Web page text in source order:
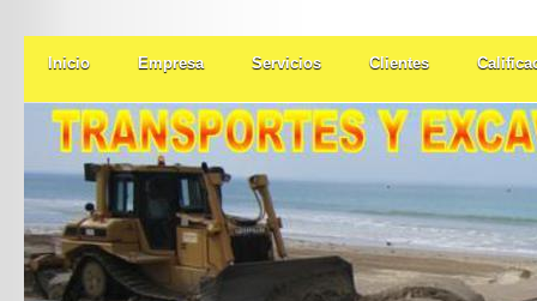
Inicio Empresa Servicios Clientes